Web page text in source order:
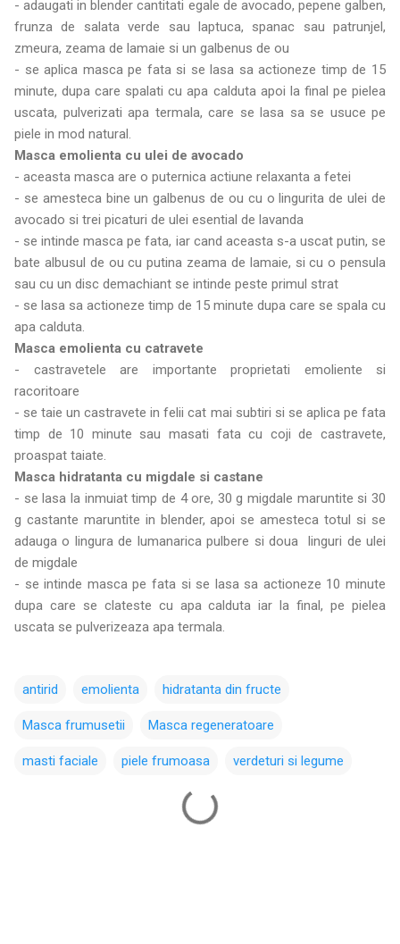
- adaugati in blender cantitati egale de avocado, pepene galben,
frunza de salata verde sau laptuca, spanac sau patrunjel,
zmeura, zeama de lamaie si un galbenus de ou
- se aplica masca pe fata si se lasa sa actioneze timp de 15
minute, dupa care spalati cu apa calduta apoi la final pe pielea
uscata, pulverizati apa termala, care se lasa sa se usuce pe
piele in mod natural.
Masca emolienta cu ulei de avocado
- aceasta masca are o puternica actiune relaxanta a fetei
- se amesteca bine un galbenus de ou cu o lingurita de ulei de
avocado si trei picaturi de ulei esential de lavanda
- se intinde masca pe fata, iar cand aceasta s-a uscat putin, se
bate albusul de ou cu putina zeama de lamaie, si cu o pensula
sau cu un disc demachiant se intinde peste primul strat
- se lasa sa actioneze timp de 15 minute dupa care se spala cu
apa calduta.
Masca emolienta cu catravete
- castravetele are importante proprietati emoliente si
racoritoare
- se taie un castravete in felii cat mai subtiri si se aplica pe fata
timp de 10 minute sau masati fata cu coji de castravete,
proaspat taiate.
Masca hidratanta cu migdale si castane
- se lasa la inmuiat timp de 4 ore, 30 g migdale maruntite si 30
g castante maruntite in blender, apoi se amesteca totul si se
adauga o lingura de lumanarica pulbere si doua linguri de ulei
de migdale
- se intinde masca pe fata si se lasa sa actioneze 10 minute
dupa care se clateste cu apa calduta iar la final, pe pielea
uscata se pulverizeaza apa termala.
antirid emolienta hidratanta din fructe
Masca frumusetii Masca regeneratoare
masti faciale piele frumoasa verdeturi si legume